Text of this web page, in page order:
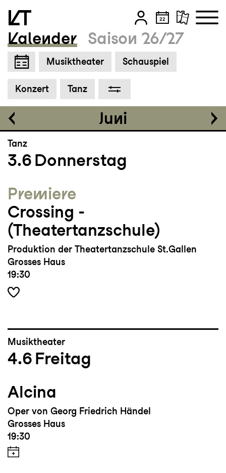
Zum Hauptinhalt springen
Zum Footer springen
Kalender Saison 26/27
Musiktheater Schauspiel
Konzert Tanz
Juni
Grosses Haus
19:30
Tickets
CHF 50-100
Tanz
3.6 Donnerstag
Premiere
Crossing ­
(Theatertanzschule)
Produktion der Theatertanzschule St.Gallen
Grosses Haus
19:30
Musiktheater
4.6 Freitag
Alcina
Oper von Georg Friedrich Händel
Grosses Haus
19:30